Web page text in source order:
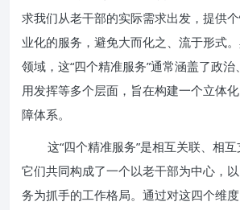
求我们从老干部的实际需求出发，提供
业化的服务，避免大而化之、流于形式
领域，这“四个精准服务”通常涵盖了政
用发挥等多个层面，旨在构建一个立体
障体系。
这“四个精准服务”是相互关联、相互
它们共同构成了一个以老干部为中心，
务为抓手的工作格局。通过对这四个维